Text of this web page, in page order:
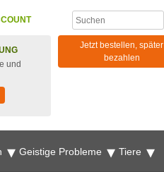
und
Jetzt bestellen, später
bezahlen
Geistige Probleme Tiere